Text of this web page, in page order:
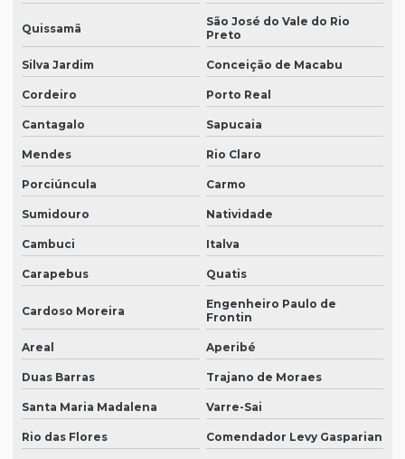
Quissamã
São José do Vale do Rio
Preto
Silva Jardim Conceição de Macabu
Cordeiro Porto Real
Cantagalo Sapucaia
Mendes Rio Claro
Porciúncula Carmo
Sumidouro Natividade
Cambuci Italva
Carapebus Quatis
Cardoso Moreira
Engenheiro Paulo de
Frontin
Areal Aperibé
Duas Barras Trajano de Moraes
Santa Maria Madalena Varre-Sai
Rio das Flores Comendador Levy Gasparian